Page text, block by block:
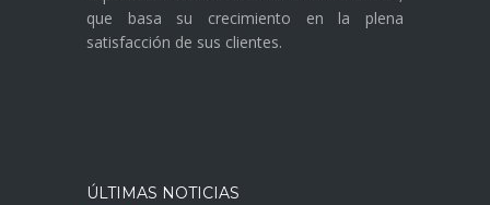
que basa su crecimiento en la plena
satisfacción de sus clientes.
ÚLTIMAS NOTICIAS